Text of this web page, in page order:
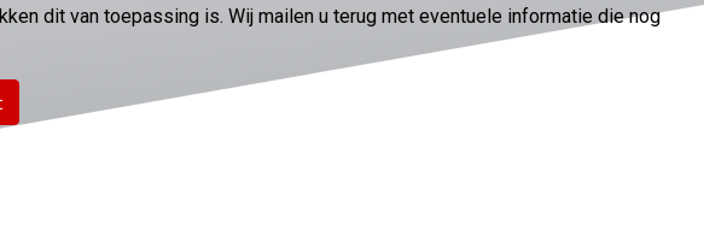
dit van toepassing is. Wij mailen u terug met eventuele informatie die nog